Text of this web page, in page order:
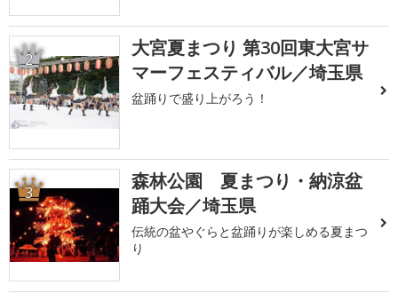
2
大宮夏まつり 第30回東大宮サ
マーフェスティバル／埼玉県
盆踊りで盛り上がろう！
3
森林公園 夏まつり・納涼盆
踊大会／埼玉県
伝統の盆やぐらと盆踊りが楽しめる夏まつ
り